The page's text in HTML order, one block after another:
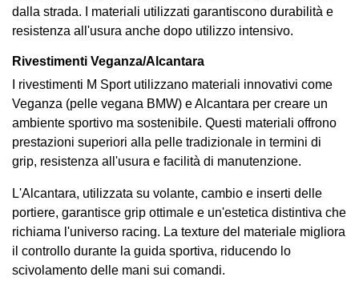
dalla strada. I materiali utilizzati garantiscono durabilità e
resistenza all'usura anche dopo utilizzo intensivo.
Rivestimenti Veganza/Alcantara
I rivestimenti M Sport utilizzano materiali innovativi come
Veganza (pelle vegana BMW) e Alcantara per creare un
ambiente sportivo ma sostenibile. Questi materiali offrono
prestazioni superiori alla pelle tradizionale in termini di
grip, resistenza all'usura e facilità di manutenzione.
L'Alcantara, utilizzata su volante, cambio e inserti delle
portiere, garantisce grip ottimale e un'estetica distintiva che
richiama l'universo racing. La texture del materiale migliora
il controllo durante la guida sportiva, riducendo lo
scivolamento delle mani sui comandi.